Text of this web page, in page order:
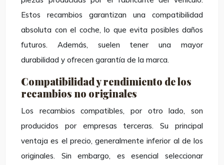
Estos recambios garantizan una compatibilidad
absoluta con el coche, lo que evita posibles daños
futuros. Además, suelen tener una mayor
durabilidad y ofrecen garantía de la marca.
Compatibilidad y rendimiento de los
recambios no originales
Los recambios compatibles, por otro lado, son
producidos por empresas terceras. Su principal
ventaja es el precio, generalmente inferior al de los
originales. Sin embargo, es esencial seleccionar